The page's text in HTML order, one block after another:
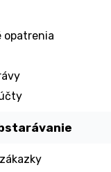
opatrenia